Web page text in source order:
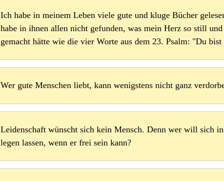
Ich habe in meinem Leben viele gute und kluge Bücher
habe in ihnen allen nicht gefunden, was mein Herz so still
gemacht hätte wie die vier Worte aus dem 23. Psalm: "Du
Wer gute Menschen liebt, kann wenigstens nicht ganz
Leidenschaft wünscht sich kein Mensch. Denn wer will sich
legen lassen, wenn er frei sein kann?